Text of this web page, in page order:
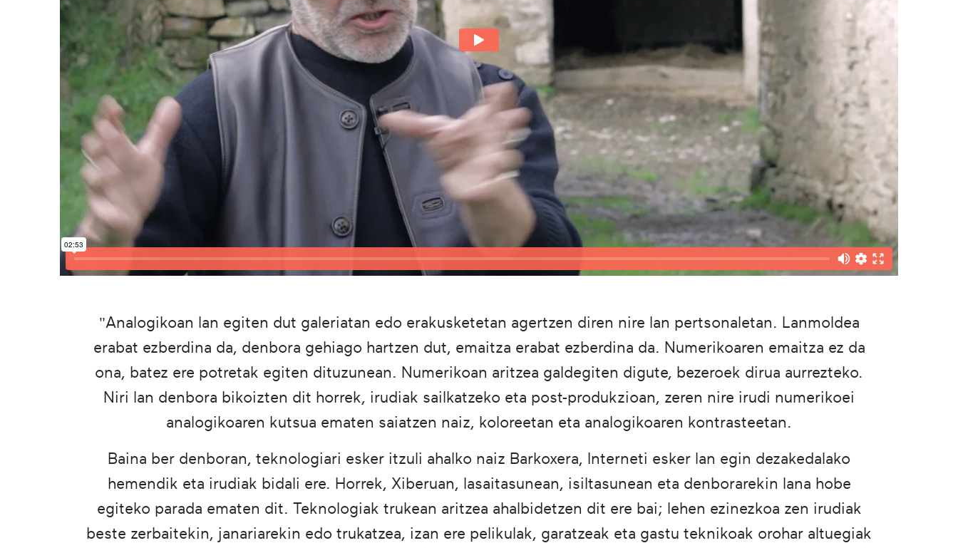
"Analogikoan lan egiten dut galeriatan edo erakusketetan agertzen diren nire lan pertsonaletan. Lanmoldea
erabat ezberdina da, denbora gehiago hartzen dut, emaitza erabat ezberdina da. Numerikoaren emaitza ez da
ona, batez ere potretak egiten dituzunean. Numerikoan aritzea galdegiten digute, bezeroek dirua aurrezteko.
Niri lan denbora bikoizten dit horrek, irudiak sailkatzeko eta post-produkzioan, zeren nire irudi numerikoei
analogikoaren kutsua ematen saiatzen naiz, koloreetan eta analogikoaren kontrasteetan.
Baina ber denboran, teknologiari esker itzuli ahalko naiz Barkoxera, Interneti esker lan egin dezakedalako
hemendik eta irudiak bidali ere. Horrek, Xiberuan, lasaitasunean, isiltasunean eta denborarekin lana hobe
egiteko parada ematen dit. Teknologiak trukean aritzea ahalbidetzen dit ere bai; lehen ezinezkoa zen irudiak
beste zerbaitekin, janariarekin edo trukatzea, izan ere pelikulak, garatzeak eta gastu teknikoak orohar altuegiak